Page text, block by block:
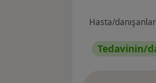
Hasta/
Tedavinin/